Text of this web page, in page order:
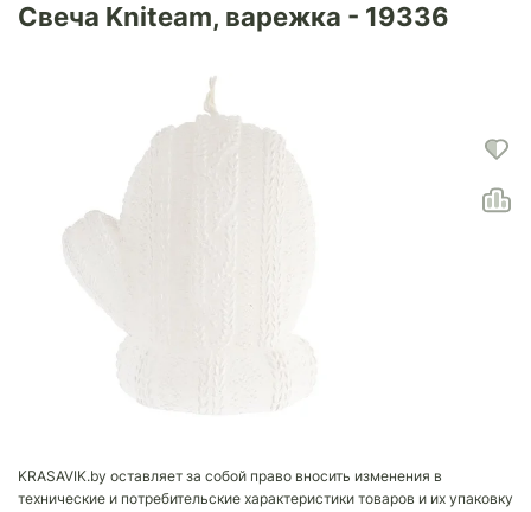
Свеча Kniteam, варежка - 19336
KRASAVIK.by оставляет за собой право вносить изменения в
технические и потребительские характеристики товаров и их упаковку